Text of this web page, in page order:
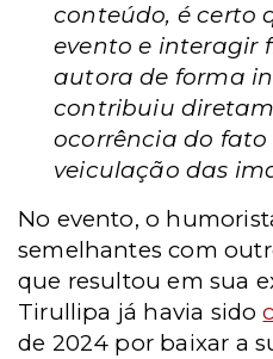
conteúdo, é certo
evento e interagir
autora de forma
contribuiu
ocorrência do fato
veiculação das
No evento, o
semelhantes com
que resultou em sua
Tirullipa já havia sido
de 2024 por baixar a